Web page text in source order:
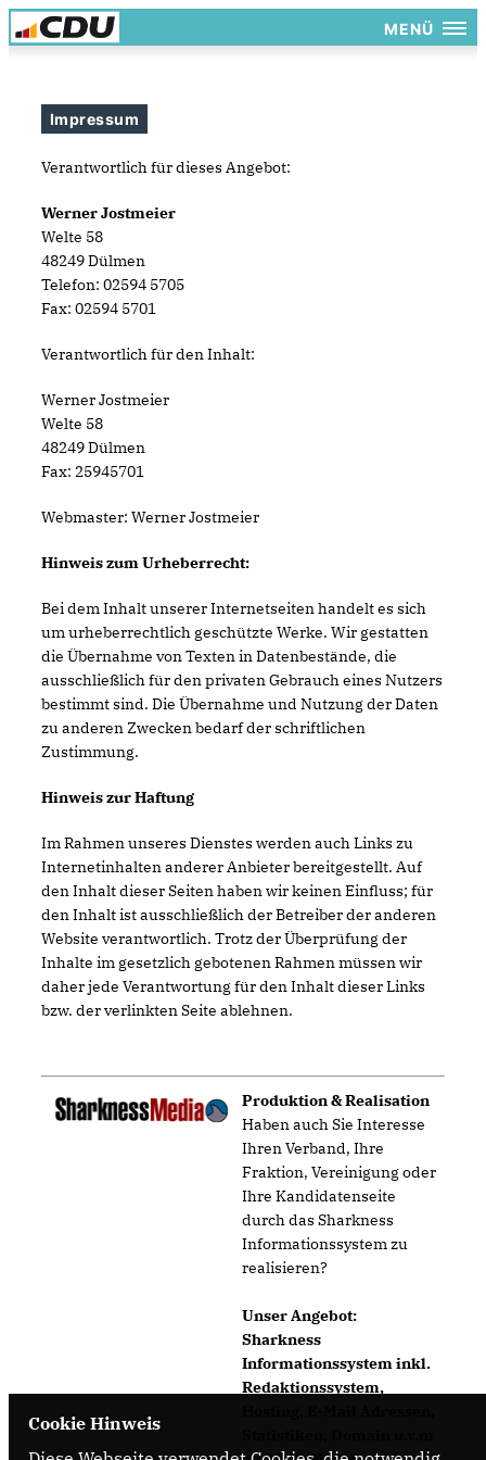
MENÜ
Impressum
Verantwortlich für dieses Angebot:
Werner Jostmeier
Welte 58
48249 Dülmen
Telefon: 02594 5705
Fax: 02594 5701
Verantwortlich für den Inhalt:
Werner Jostmeier
Welte 58
48249 Dülmen
Fax: 25945701
Webmaster: Werner Jostmeier
Hinweis zum Urheberrecht:
Bei dem Inhalt unserer Internetseiten handelt es sich
um urheberrechtlich geschützte Werke. Wir gestatten
die Übernahme von Texten in Datenbestände, die
ausschließlich für den privaten Gebrauch eines Nutzers
bestimmt sind. Die Übernahme und Nutzung der Daten
zu anderen Zwecken bedarf der schriftlichen
Zustimmung.
Hinweis zur Haftung
Im Rahmen unseres Dienstes werden auch Links zu
Internetinhalten anderer Anbieter bereitgestellt. Auf
den Inhalt dieser Seiten haben wir keinen Einfluss; für
den Inhalt ist ausschließlich der Betreiber der anderen
Website verantwortlich. Trotz der Überprüfung der
Inhalte im gesetzlich gebotenen Rahmen müssen wir
daher jede Verantwortung für den Inhalt dieser Links
bzw. der verlinkten Seite ablehnen.
Produktion & Realisation
Haben auch Sie Interesse
Ihren Verband, Ihre
Fraktion, Vereinigung oder
Ihre Kandidatenseite
durch das Sharkness
Informationssystem zu
realisieren?
Unser Angebot:
Sharkness
Informationssystem inkl.
Redaktionssystem,
Cookie Hinweis